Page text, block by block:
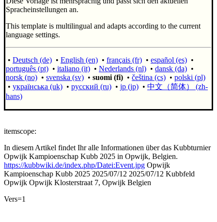
Spracheinstellungen an.
This template is multilingual and adapts according to the current
language settings.
• Deutsch (de) • English (en) • français (fr) • español (es) •
português (pt) • italiano (it) • Nederlands (nl) • dansk (da) •
norsk (no) • svenska (sv) • suomi (fi) • čeština (cs) • polski (pl)
• українська (uk) • русский (ru) • jp (jp) • 中文（简体）‎ (zh-
hans)
itemscope:
In diesem Artikel findet Ihr alle Informationen über das Kubbturnier
Opwijk Kampioenschap Kubb 2025 in Opwijk, Belgien.
https://kubbwiki.de/index.php/Datei:Event.jpg Opwijk
Kampioenschap Kubb 2025 2025/07/12 2025/07/12 Kubbfeld
Opwijk Opwijk Klosterstraat 7, Opwijk Belgien
Vers=1